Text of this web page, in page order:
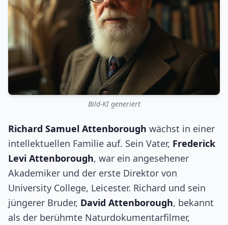
Bild-KI generiert
Richard Samuel Attenborough wächst in einer
intellektuellen Familie auf. Sein Vater, Frederick
Levi Attenborough, war ein angesehener
Akademiker und der erste Direktor von
University College, Leicester. Richard und sein
jüngerer Bruder, David Attenborough, bekannt
als der berühmte Naturdokumentarfilmer,